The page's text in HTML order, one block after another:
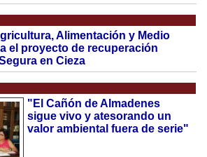
Alimentación y Medio
el proyecto de recuperación
en Cieza
"El Cañón de Almadenes
sigue vivo y atesorando un
valor ambiental fuera de serie"